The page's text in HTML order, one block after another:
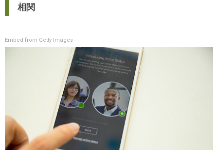
相関
Embed from Getty Images